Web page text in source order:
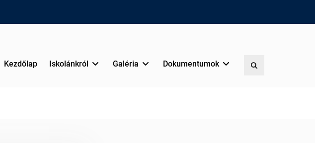
Kezdőlap Iskolánkról Galéria Dokumentumok